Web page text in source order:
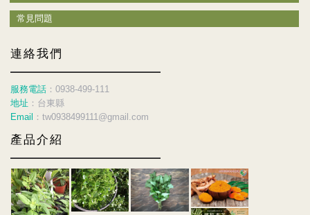
常見問題
連絡我們
服務電話 ：0938-499-111
地址 ：台東縣
Email
：tw0938499111@gmail.com
產品介紹